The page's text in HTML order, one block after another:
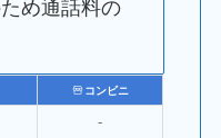
コンビニ
⁻